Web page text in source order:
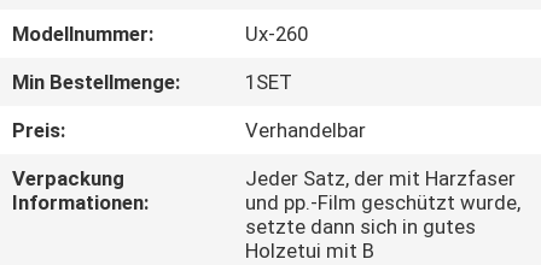
ÜBER
UNS
WERKSBESICHTIGUNG
QUALITÄTSKONTROLLE
Modellnummer:
Ux-260
Min Bestellmenge:
1SET
Preis:
Verhandelbar
Verpackung
Informationen:
Jeder Satz, der mit Harzfaser
und pp.-Film geschützt wurde,
setzte dann sich in gutes
Holzetui mit B